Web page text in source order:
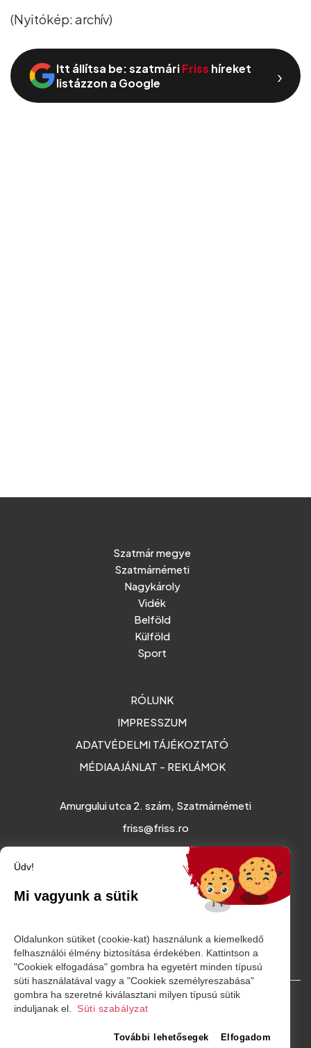
(Nyitókép: archív)
Itt állítsa be: szatmáriFriss híreket
listázzon a Google
›
Szatmár megye
Szatmárnémeti
Nagykároly
Vidék
Belföld
Külföld
Sport
RÓLUNK
IMPRESSZUM
ADATVÉDELMI TÁJÉKOZTATÓ
MÉDIAAJÁNLAT - REKLÁMOK
Amurgului utca 2. szám, Szatmárnémeti
friss@friss.ro
© Minden jog fenntartva. 2026
Üdv!
Mi vagyunk a sütik
Oldalunkon sütiket (cookie-kat) használunk a kiemelkedő
felhasználói élmény biztosítása érdekében. Kattintson a
"Cookiek elfogadása" gombra ha egyetért minden típusú
süti használatával vagy a "Cookiek személyreszabása"
gombra ha szeretné kiválasztani milyen típusú sütik
induljanak el.
Süti szabályzat
További lehetősegek Elfogadom